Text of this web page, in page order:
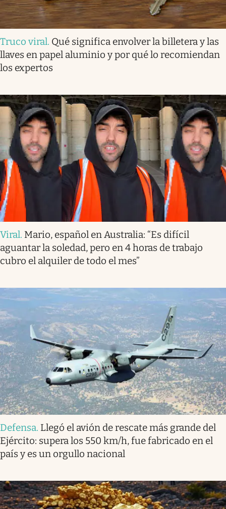
Truco viral. Qué significa envolver la billetera y las
llaves en papel aluminio y por qué lo recomiendan
los expertos
Viral. Mario, español en Australia: “Es difícil
aguantar la soledad, pero en 4 horas de trabajo
cubro el alquiler de todo el mes”
Defensa. Llegó el avión de rescate más grande del
Ejército: supera los 550 km/h, fue fabricado en el
país y es un orgullo nacional